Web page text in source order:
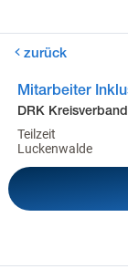
zurück
Mitarbeiter
DRK
Teilzeit
Luckenwalde